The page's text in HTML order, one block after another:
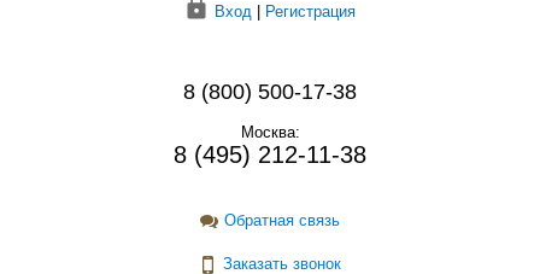
Вход | Регистрация
8 (800) 500-17-38
Москва:
8 (495) 212-11-38
Обратная связь
Заказать звонок